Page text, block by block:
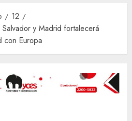
12
y Madrid fortalecerá
con Europa